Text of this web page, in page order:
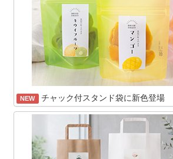
NEW チャック付スタンド袋に新色登場